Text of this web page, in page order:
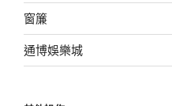
窗簾
通博娛樂城